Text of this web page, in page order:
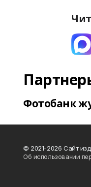
Фотобанк
© 2021-2026 Сайт
Об использовании